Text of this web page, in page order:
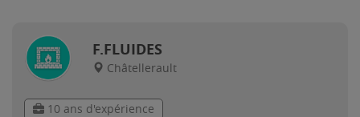
F.FLUIDES
Châtellerault
10 ans d'expérience